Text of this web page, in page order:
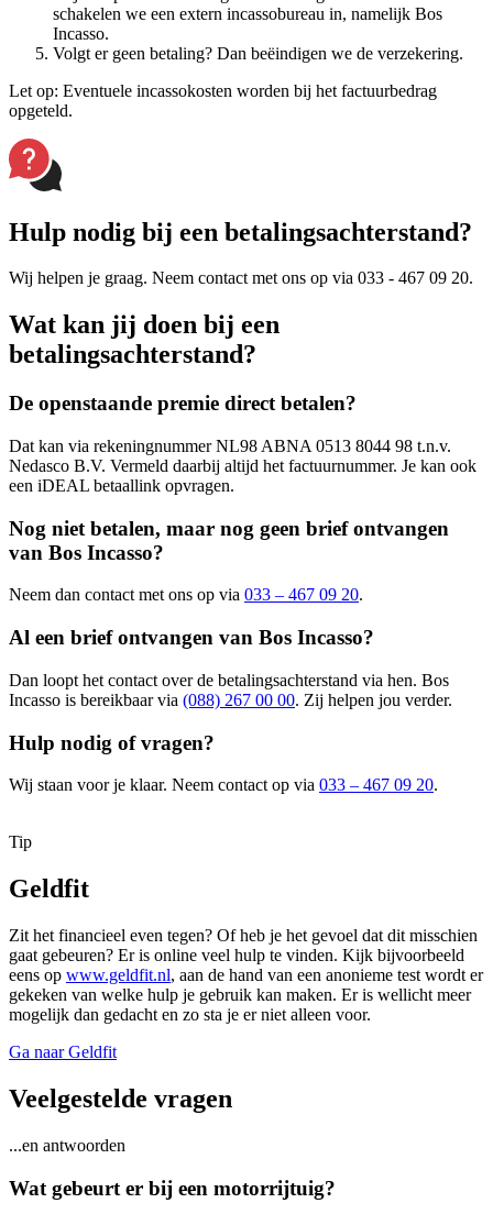
schakelen we een extern incassobureau in, namelijk Bos
Incasso.
Volgt er geen betaling? Dan beëindigen we de verzekering.
Let op: Eventuele incassokosten worden bij het factuurbedrag
opgeteld.
Hulp nodig bij een betalingsachterstand?
Wij helpen je graag. Neem contact met ons op via 033 - 467 09 20.
Wat kan jij doen bij een
betalingsachterstand?
De openstaande premie direct betalen?
Dat kan via rekeningnummer NL98 ABNA 0513 8044 98 t.n.v.
Nedasco B.V. Vermeld daarbij altijd het factuurnummer. Je kan ook
een iDEAL betaallink opvragen.
Nog niet betalen, maar nog geen brief ontvangen
van Bos Incasso?
Neem dan contact met ons op via 033 – 467 09 20.
Al een brief ontvangen van Bos Incasso?
Dan loopt het contact over de betalingsachterstand via hen. Bos
Incasso is bereikbaar via (088) 267 00 00. Zij helpen jou verder.
Hulp nodig of vragen?
Wij staan voor je klaar. Neem contact op via 033 – 467 09 20.
Tip
Geldfit
Zit het financieel even tegen? Of heb je het gevoel dat dit misschien
gaat gebeuren? Er is online veel hulp te vinden. Kijk bijvoorbeeld
eens op www.geldfit.nl, aan de hand van een anonieme test wordt er
gekeken van welke hulp je gebruik kan maken. Er is wellicht meer
mogelijk dan gedacht en zo sta je er niet alleen voor.
Ga naar Geldfit
Veelgestelde vragen
...en antwoorden
Wat gebeurt er bij een motorrijtuig?